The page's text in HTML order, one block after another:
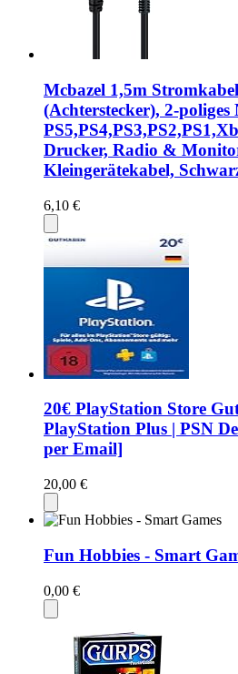
Mcbazel 1,5m
(Achterstecker), 2-
Drucker, Radio &
Kleingerätekabel,
6,10 €
20€ PlayStation Store
PlayStation Plus | PSN
per Email]
20,00 €
Fun Hobbies - Smart
0,00 €